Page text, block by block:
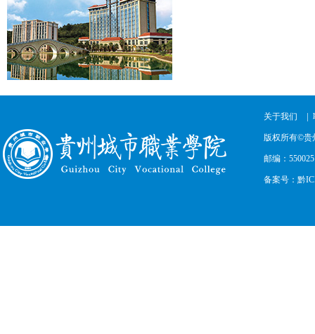
关于我们 |
版权所有©贵
邮编：
备案号：黔